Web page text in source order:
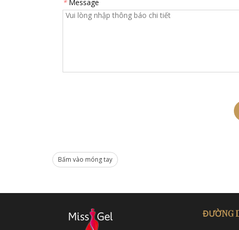
* Message
Bấm vào móng tay
ĐƯỜNG